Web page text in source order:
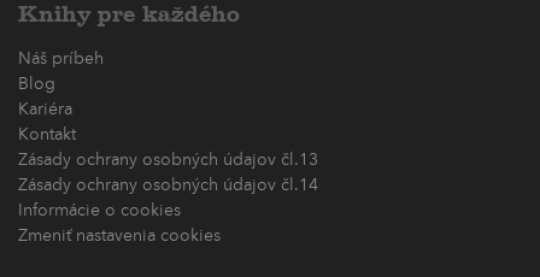
Knihy pre každého
Náš príbeh
Blog
Kariéra
Kontakt
Zásady ochrany osobných údajov čl.13
Zásady ochrany osobných údajov čl.14
Informácie o cookies
Zmeniť nastavenia cookies